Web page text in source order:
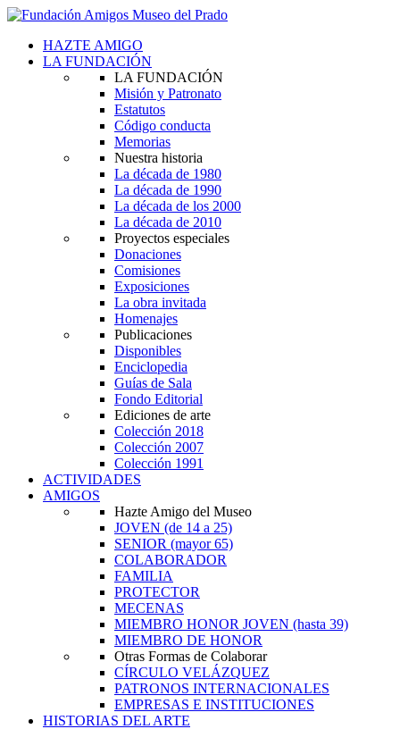
HAZTE AMIGO
LA FUNDACIÓN
LA FUNDACIÓN
Misión y Patronato
Estatutos
Código conducta
Memorias
Nuestra historia
La década de 1980
La década de 1990
La década de los 2000
La década de 2010
Proyectos especiales
Donaciones
Comisiones
Exposiciones
La obra invitada
Homenajes
Publicaciones
Disponibles
Enciclopedia
Guías de Sala
Fondo Editorial
Ediciones de arte
Colección 2018
Colección 2007
Colección 1991
ACTIVIDADES
AMIGOS
Hazte Amigo del Museo
JOVEN (de 14 a 25)
SENIOR (mayor 65)
COLABORADOR
FAMILIA
PROTECTOR
MECENAS
MIEMBRO HONOR JOVEN (hasta 39)
MIEMBRO DE HONOR
Otras Formas de Colaborar
CÍRCULO VELÁZQUEZ
PATRONOS INTERNACIONALES
EMPRESAS E INSTITUCIONES
HISTORIAS DEL ARTE